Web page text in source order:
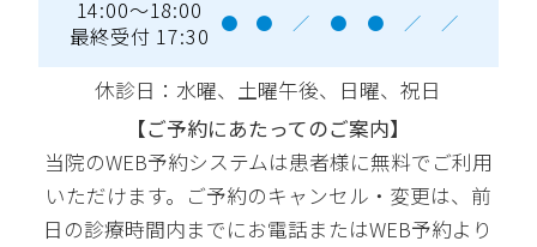
14:00～18:00
最終受付 17:30 ● ● ／ ● ● ／ ／
休診日：水曜、土曜午後、日曜、祝日
【ご予約にあたってのご案内】
当院のWEB予約システムは患者様に無料でご利用
いただけます。ご予約のキャンセル・変更は、前
日の診療時間内までにお電話またはWEB予約より